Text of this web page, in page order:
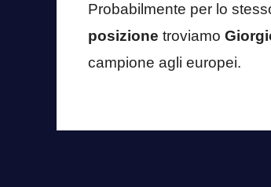
Probabilmente per lo
posizione troviamo
campione agli europei.